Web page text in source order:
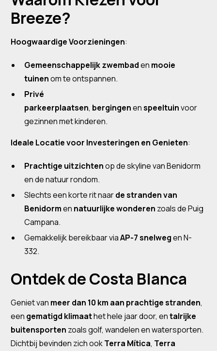
Breeze?
Hoogwaardige Voorzieningen:
Gemeenschappelijk zwembaden mooie
tuinenom te ontspannen.
Privé
parkeerplaatsen, bergingenenspeeltuinvoor
gezinnen met kinderen.
Ideale Locatie voor Investeringen en Genieten:
Prachtige uitzichtenop de skyline van Benidorm
en de natuur rondom.
Slechts een korte rit naarde stranden van
Benidormen natuurlijke wonderen zoals de Puig
Campana.
Gemakkelijk bereikbaar viaAP-7 snelwegen N-
332.
Ontdek de Costa Blanca
Geniet van meer dan 10 km aan prachtige stranden,
een gematigd klimaathet hele jaar door, entalrijke
buitensporten zoals golf, wandelen en watersporten.
Dichtbij bevinden zich ookTerra Mítica, Terra